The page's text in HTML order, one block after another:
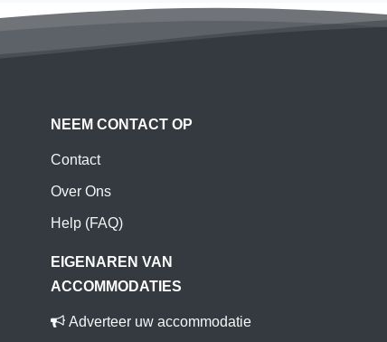
NEEM CONTACT OP
Contact
Over Ons
Help (FAQ)
EIGENAREN VAN
ACCOMMODATIES
Adverteer uw accommodatie